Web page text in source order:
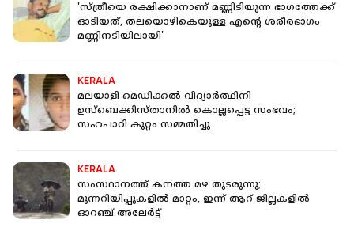
'സ്ത്രീയെ രക്ഷിക്കാനാണ് മണ്ണിടിയുന്ന ഭാഗത്തേക്ക്
ഓടിയത്, തലയൊഴികെയുള്ള എന്റെ ശരീരഭാഗം
മണ്ണിനടിയിലായി'
KERALA
മലയാളി മെഡിക്കല്‍ വിദ്യാര്‍ത്ഥിനി
ഉസ്‌ബെക്കിസ്താനില്‍ കൊല്ലപ്പെട്ട സംഭവം;
സഹപാഠി കുറ്റം സമ്മതിച്ചു
KERALA
സംസ്ഥാനത്ത് കനത്ത മഴ തുടരുന്നു;
മുന്നറിയിപ്പുകളില്‍ മാറ്റം, ഇന്ന് ആറ് ജില്ലകളില്‍
ഓറഞ്ച് അലേര്‍ട്ട്